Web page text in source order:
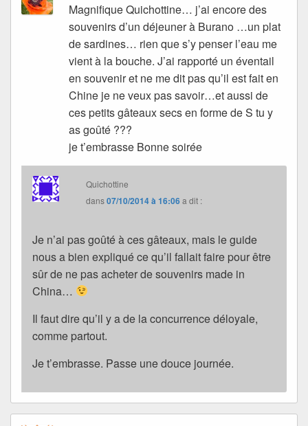
Magnifique Quichottine… j’ai encore des
souvenirs d’un déjeuner à Burano …un plat
de sardines… rien que s’y penser l’eau me
vient à la bouche. J’ai rapporté un éventail
en souvenir et ne me dit pas qu’il est fait en
Chine je ne veux pas savoir…et aussi de
ces petits gâteaux secs en forme de S tu y
as goûté ???
je t’embrasse Bonne soirée
Quichottine
dans07/10/2014 à 16:06a dit :
Je n’ai pas goûté à ces gâteaux, mais le guide
nous a bien expliqué ce qu’il fallait faire pour être
sûr de ne pas acheter de souvenirs made in
China…
Il faut dire qu’il y a de la concurrence déloyale,
comme partout.
Je t’embrasse. Passe une douce journée.